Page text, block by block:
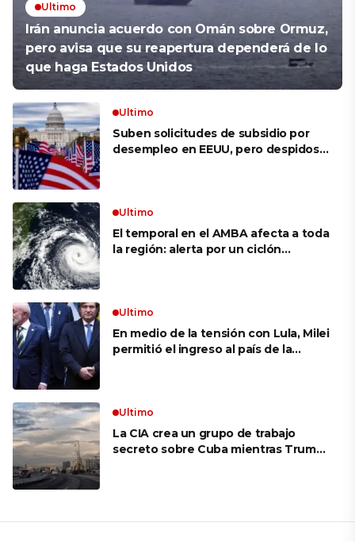
Ultimo
Irán anuncia acuerdo con Omán sobre Ormuz,
pero avisa que su reapertura dependerá de lo
que haga Estados Unidos
Ultimo
Suben solicitudes de subsidio por
desempleo en EEUU, pero despidos
Ultimo
El temporal en el AMBA afecta a toda
la región: alerta por un ciclón
Ultimo
En medio de la tensión con Lula, Milei
permitió el ingreso al país de la
Ultimo
La CIA crea un grupo de trabajo
secreto sobre Cuba mientras Trump